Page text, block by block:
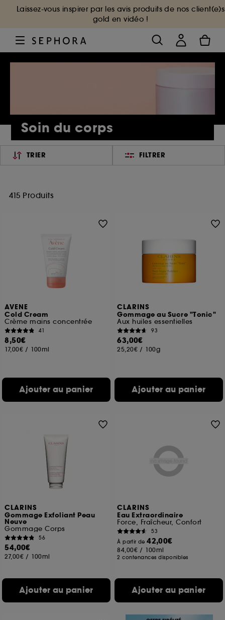
Laissez-vous inspirer par les avis produits de nos client(e)s
gold en vidéo !
Soin du corps
TRIER FILTRER
415 Produits
AVENE
Cold Cream
Crème mains concentrée
41
8,50€
17,00€ / 100ml
Ajouter au panier
CLARINS
Gommage au Sucre "Tonic"
Aux huiles essentielles
93
63,00€
25,20€ / 100g
Ajouter au panier
CLARINS
Gommage Exfoliant Peau
Neuve
Gommage Corps
56
54,00€
27,00€ / 100ml
Ajouter au panier
CLARINS
Eau Extraordinaire
Force, Fraîcheur, Confort
53
À partir de42,00€
84,00€ / 100ml
2 contenances disponibles
Ajouter au panier